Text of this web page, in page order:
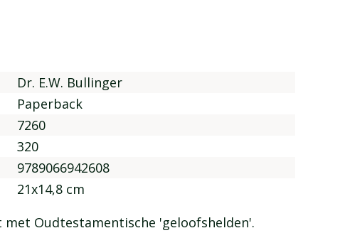
Dr. E.W. Bullinger
Paperback
7260
320
9789066942608
21x14,8 cm
Oudtestamentische 'geloofshelden'.